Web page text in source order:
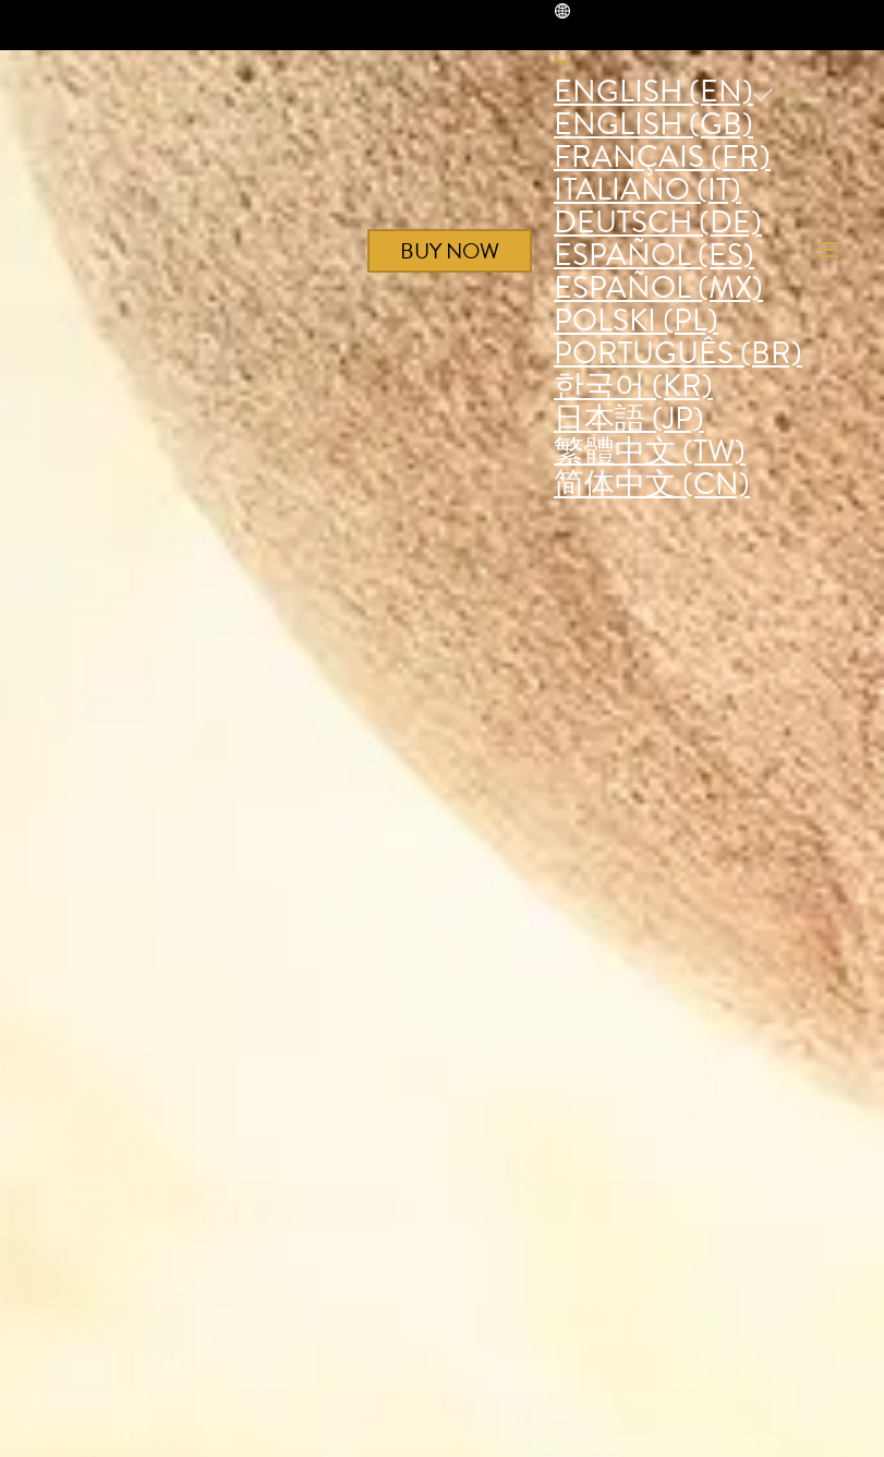
BUY NOW
ENGLISH (EN)
ENGLISH (GB)
FRANÇAIS (FR)
ITALIANO (IT)
DEUTSCH (DE)
ESPAÑOL (ES)
ESPAÑOL (MX)
POLSKI (PL)
PORTUGUÊS (BR)
한국어 (KR)
日本語 (JP)
繁體中文 (TW)
简体中文 (CN)